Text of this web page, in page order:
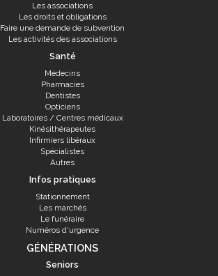
Les associations
Les droits et obligations
Faire une demande de subvention
Les activités des associations
Santé
Médecins
Pharmacies
Dentistes
Opticiens
Laboratoires / Centres médicaux
Kinésithérapeutes
Infirmiers libéraux
Spécialistes
Autres
Infos pratiques
Stationnement
Les marchés
Le funéraire
Numéros d'urgence
GÉNÉRATIONS
Seniors